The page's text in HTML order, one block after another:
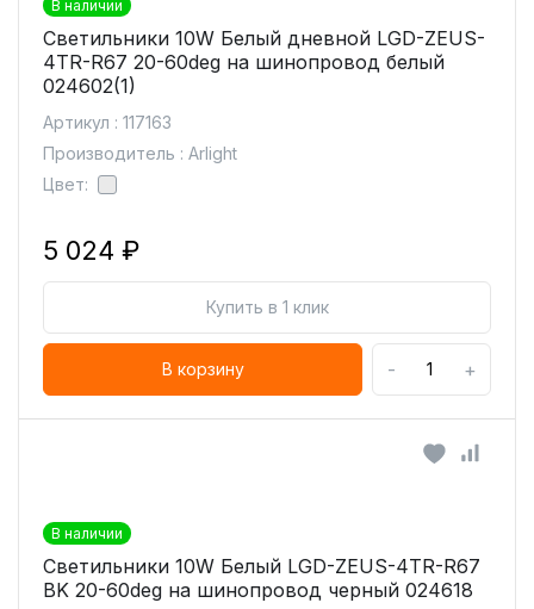
В наличии
Светильники 10W Белый дневной LGD-ZEUS-
4TR-R67 20-60deg на шинопровод белый
024602(1)
Артикул : 117163
Производитель : Arlight
Цвет:
5 024 ₽
Купить в 1 клик
В корзину - +
В наличии
Светильники 10W Белый LGD-ZEUS-4TR-R67
BK 20-60deg на шинопровод черный 024618